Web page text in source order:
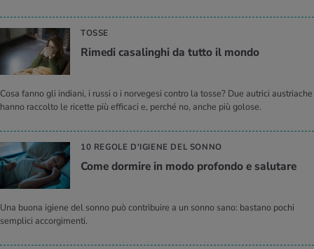
TOSSE
Ri­me­di ca­sa­lin­ghi da tutto il mondo
Cosa fanno gli indiani, i russi o i norvegesi contro la tosse? Due autrici austriache
hanno raccolto le ricette più efficaci e, perché no, anche più golose.
10 REGOLE D'IGIENE DEL SONNO
Come dor­mi­re in modo pro­fon­do e sa­lu­ta­re
Una buona igiene del sonno può contribuire a un sonno sano: bastano pochi
semplici accorgimenti.